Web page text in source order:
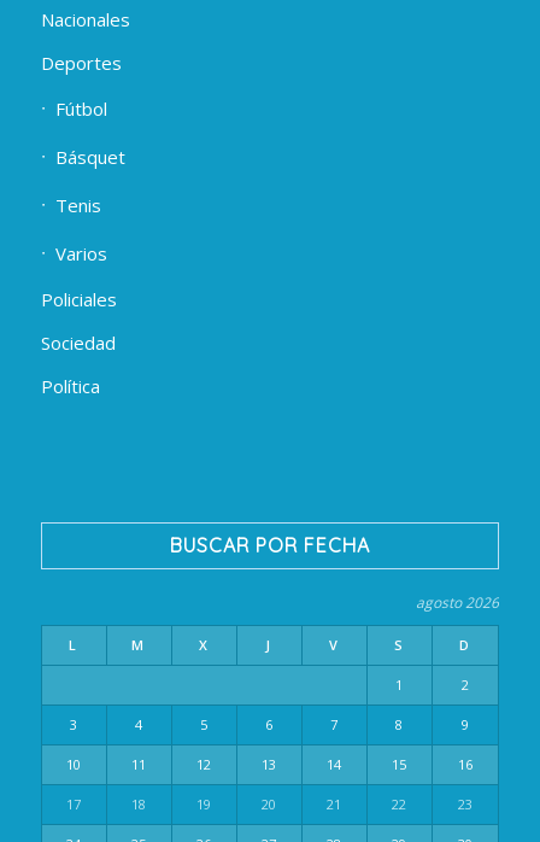
Nacionales
Deportes
Fútbol
Básquet
Tenis
Varios
Policiales
Sociedad
Política
BUSCAR POR FECHA
agosto 2026
L M X J V S D
1 2
3 4 5 6 7 8 9
10 11 12 13 14 15 16
17 18 19 20 21 22 23